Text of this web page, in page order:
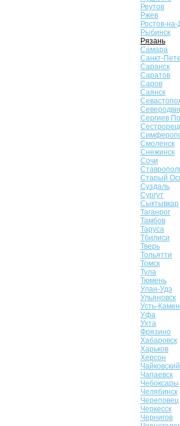
Реутов
Ржев
Ростов-
Рыбинск
Рязань
Самара
Санкт-
Саранск
Саратов
Саров
Саянск
Сергиев
Смоленск
Снежинск
Сочи
Старый
Суздаль
Сургут
Сыктывкар
Таганрог
Тамбов
Таруса
Тбилиси
Тверь
Тольятти
Томск
Тула
Тюмень
Улан-Удэ
Ульяновск
Усть-
Уфа
Ухта
Фрязино
Хабаровск
Харьков
Херсон
Чайковский
Чапаевск
Чебоксары
Челябинск
Череповец
Черкесск
Чернигов